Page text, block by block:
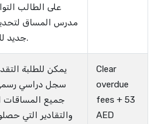
على الطالب
مدرس المساق
جديد للامتحان.
يمكن للطلبة
سجل دراسي
جميع المساقات
والتقادير التي
Clear
overdue
fees + 53
AED